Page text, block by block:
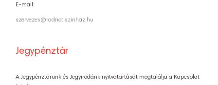
E-mail:
szervezes@radnotiszinhaz.hu
Jegypénztár
A Jegypénztárunk és Jegyirodánk nyitvatartását megtalálja a Kapcsolat